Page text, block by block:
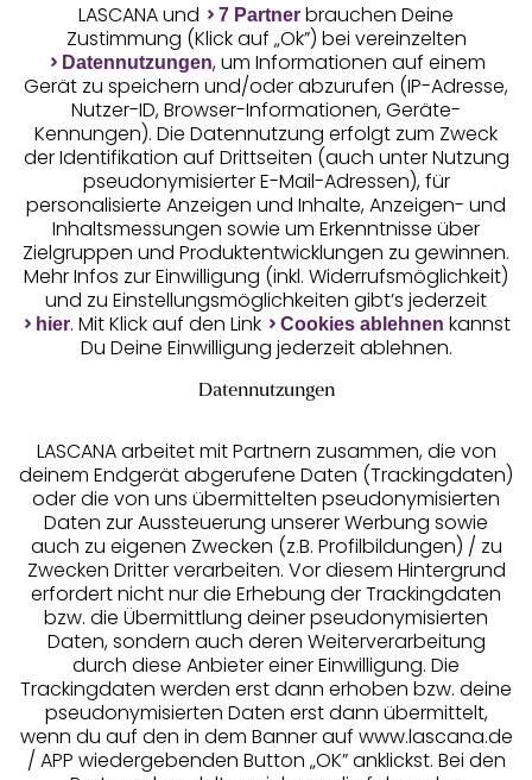
Geprüfte Sicherheit
Unsere Apps
Services
Beratung
Über uns
LASCANA und 7 Partner brauchen Deine
Zustimmung (Klick auf „Ok”) bei vereinzelten
Datennutzungen, um Informationen auf einem
Gerät zu speichern und/oder abzurufen (IP-Adresse,
Nutzer-ID, Browser-Informationen, Geräte-
Kennungen). Die Datennutzung erfolgt zum Zweck
der Identifikation auf Drittseiten (auch unter Nutzung
pseudonymisierter E-Mail-Adressen), für
personalisierte Anzeigen und Inhalte, Anzeigen- und
Inhaltsmessungen sowie um Erkenntnisse über
Zielgruppen und Produktentwicklungen zu gewinnen.
Mehr Infos zur Einwilligung (inkl. Widerrufsmöglichkeit)
und zu Einstellungsmöglichkeiten gibt’s jederzeit
hier. Mit Klick auf den Link Cookies ablehnen kannst
Du Deine Einwilligung jederzeit ablehnen.
Datennutzungen
LASCANA arbeitet mit Partnern zusammen, die von
deinem Endgerät abgerufene Daten (Trackingdaten)
oder die von uns übermittelten pseudonymisierten
Daten zur Aussteuerung unserer Werbung sowie
auch zu eigenen Zwecken (z.B. Profilbildungen) / zu
Zwecken Dritter verarbeiten. Vor diesem Hintergrund
erfordert nicht nur die Erhebung der Trackingdaten
bzw. die Übermittlung deiner pseudonymisierten
Daten, sondern auch deren Weiterverarbeitung
durch diese Anbieter einer Einwilligung. Die
Trackingdaten werden erst dann erhoben bzw. deine
pseudonymisierten Daten erst dann übermittelt,
wenn du auf den in dem Banner auf www.lascana.de
/ APP wiedergebenden Button „OK” anklickst. Bei den